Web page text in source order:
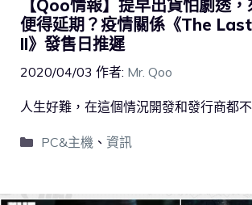
【Qoo情報】提早出貨怕劇透
便得延期？疫情關係《The
II》發售日推遲
2020/04/03 作者: Mr. Qoo
人生好難，在這個情況開發和發行商都
PC&主機 、 資訊